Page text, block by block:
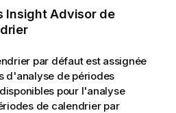
Insight Advisorde
par défaut est assignée
d'analyse de périodes
pour l'analyse
de calendrier par